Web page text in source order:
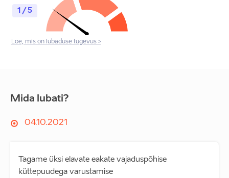
1 / 5
Loe, mis on lubaduse tugevus >
Mida lubati?
04.10.2021
Tagame üksi elavate eakate vajaduspõhise
küttepuudega varustamise